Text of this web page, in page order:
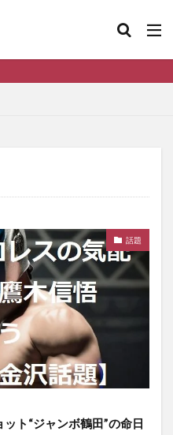
話題
ト“ジャンボ鶴田”の命日